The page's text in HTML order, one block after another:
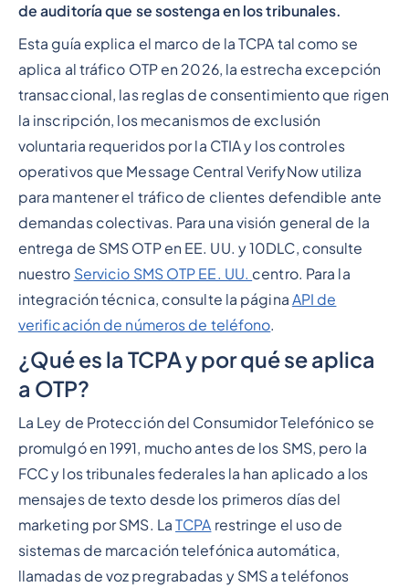
de auditoría que se sostenga en los tribunales.
Esta guía explica el marco de la TCPA tal como se
aplica al tráfico OTP en 2026, la estrecha excepción
transaccional, las reglas de consentimiento que rigen
la inscripción, los mecanismos de exclusión
voluntaria requeridos por la CTIA y los controles
operativos que Message Central VerifyNow utiliza
para mantener el tráfico de clientes defendible ante
demandas colectivas. Para una visión general de la
entrega de SMS OTP en EE. UU. y 10DLC, consulte
nuestro Servicio SMS OTP EE. UU. centro. Para la
integración técnica, consulte la página API de
verificación de números de teléfono.
¿Qué es la TCPA y por qué se aplica
a OTP?
La Ley de Protección del Consumidor Telefónico se
promulgó en 1991, mucho antes de los SMS, pero la
FCC y los tribunales federales la han aplicado a los
mensajes de texto desde los primeros días del
marketing por SMS. LaTCPA restringe el uso de
sistemas de marcación telefónica automática,
llamadas de voz pregrabadas y SMS a teléfonos